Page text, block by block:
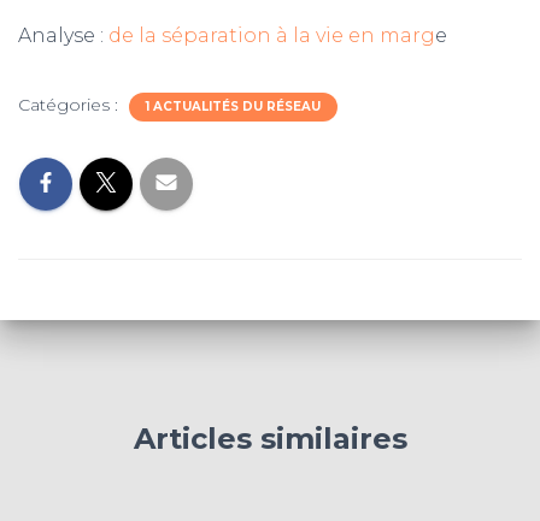
Analyse : de la séparation à la vie en marge
Catégories : 1 ACTUALITÉS DU RÉSEAU
Articles similaires